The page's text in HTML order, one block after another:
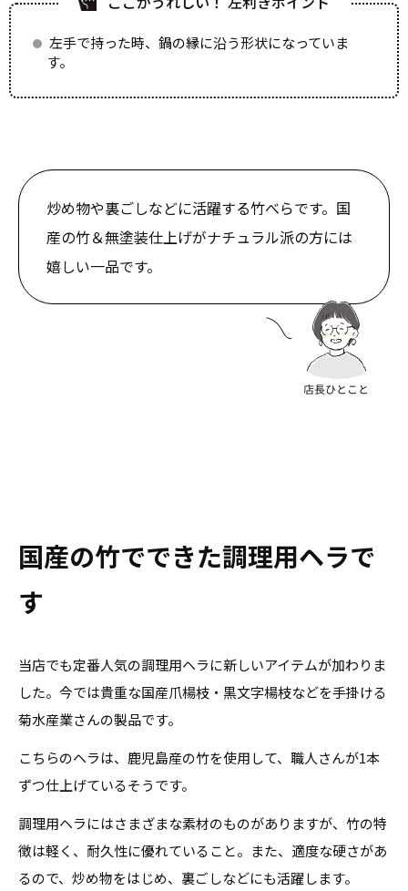
左手で持った時、鍋の縁に沿う形状になっていま
す。
炒め物や裏ごしなどに活躍する竹べらです。国
産の竹＆無塗装仕上げがナチュラル派の方には
嬉しい一品です。
国産の竹でできた調理用ヘラで
す
当店でも定番人気の調理用ヘラに新しいアイテムが加わりま
した。今では貴重な国産爪楊枝・黒文字楊枝などを手掛ける
菊水産業さんの製品です。
こちらのヘラは、鹿児島産の竹を使用して、職人さんが1本
ずつ仕上げているそうです。
調理用ヘラにはさまざまな素材のものがありますが、竹の特
徴は軽く、耐久性に優れていること。また、適度な硬さがあ
るので、炒め物をはじめ、裏ごしなどにも活躍します。